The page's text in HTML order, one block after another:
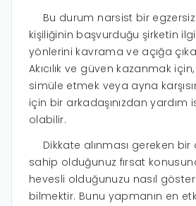
Bu durum narsist bir
kişiliğinin başvurduğu şirketin
yönlerini kavrama ve açığa
Akıcılık ve güven kazanmak
simüle etmek veya ayna
için bir arkadaşınızdan yardım
olabilir.
Dikkate alınması gereken
sahip olduğunuz fırsat
hevesli olduğunuzu nasıl
bilmektir. Bunu yapmanın en